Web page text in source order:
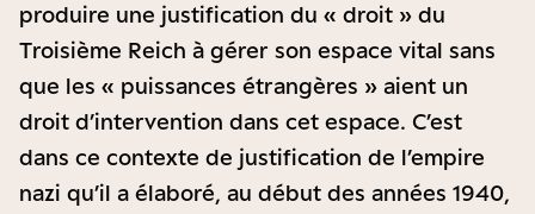
produire une justification du « droit » du
Troisième Reich à gérer son espace vital sans
que les « puissances étrangères » aient un
droit d’intervention dans cet espace. C’est
dans ce contexte de justification de l’empire
nazi qu’il a élaboré, au début des années 1940,